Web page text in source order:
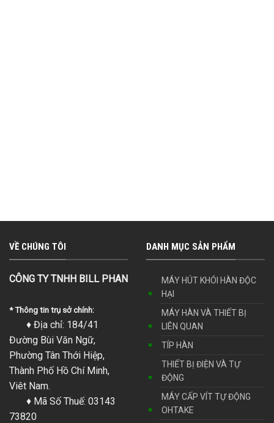
VỀ CHÚNG TÔI
CÔNG TY TNHH BILL PHAN
* Thông tin trụ sở chính:
♦ Địa chỉ: 184/41
Đường Bùi Văn Ngữ,
Phường Tân Thới Hiệp,
Thành Phố Hồ Chí Minh,
Viêt Nam.
♦ Mã Số Thuế: 03143
73820
DANH MỤC SẢN PHẨM
MÁY HÚT KHÓI HÀN ĐỘC
HẠI
MÁY HÀN VÀ THIẾT BỊ
LIÊN QUAN
TÍP HÀN
THIẾT BỊ ĐIỆN VÀ TỰ
ĐỘNG
MÁY CẤP VÍT TỰ ĐỘNG
OHTAKE